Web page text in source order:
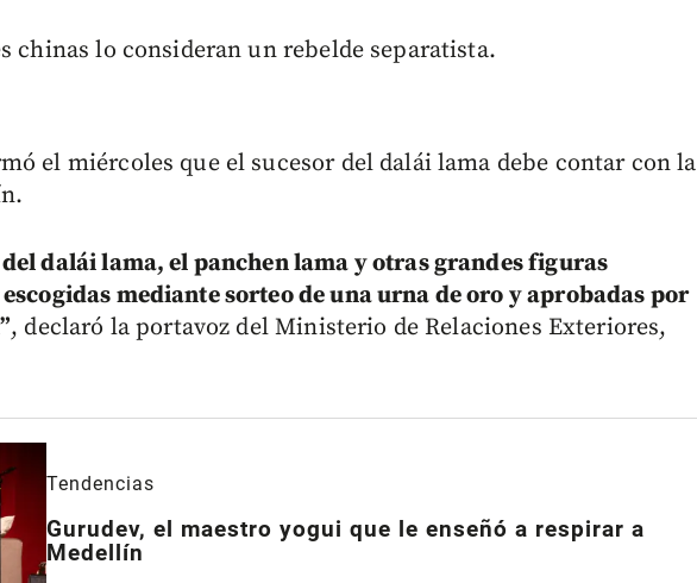
chinas lo consideran un rebelde separatista.
el miércoles que el sucesor del dalái lama debe contar con la
dalái lama, el panchen lama y otras grandes figuras
mediante sorteo de una urna de oro y aprobadas por
, declaró la portavoz del Ministerio de Relaciones Exteriores,
Tendencias
Gurudev, el maestro yogui que le enseñó a respirar a
Medellín